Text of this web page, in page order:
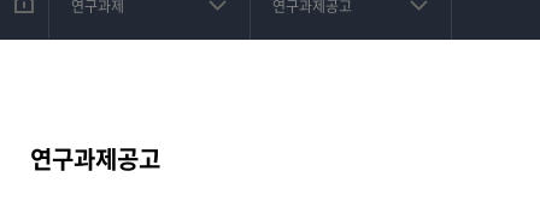
연구과제 연구과제공고
연구과제공고